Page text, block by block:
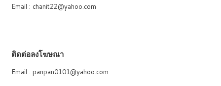
Email : chanit22@yahoo.com
ติดต่อลงโฆษณา
Email : panpan0101@yahoo.com